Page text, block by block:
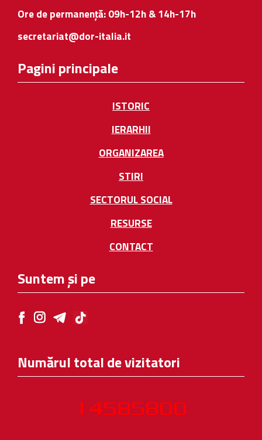
Ore de permanență: 09h-12h & 14h-17h
secretariat@dor-italia.it
Pagini principale
ISTORIC
IERARHII
ORGANIZAREA
STIRI
SECTORUL SOCIAL
RESURSE
CONTACT
Suntem și pe
Numărul total de vizitatori